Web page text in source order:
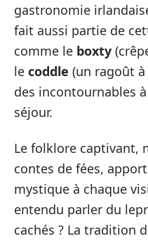
gastronomie
fait aussi partie de
comme le boxty
le coddle (un ragoût à
des incontournables
séjour.
Le folklore captivant,
contes de fées,
mystique à chaque
entendu parler du
cachés ? La tradition